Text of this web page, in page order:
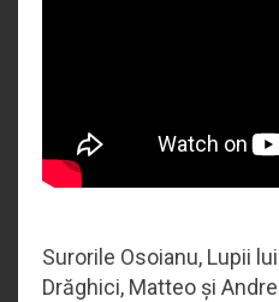
Surorile Osoianu, Lupii
Drăghici, Matteo și